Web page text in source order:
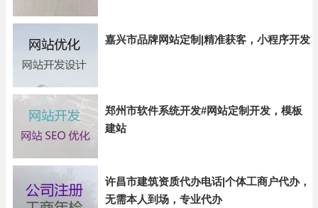
嘉兴市品牌网站定制|精准获客，小程序开发
郑州市软件系统开发#网站定制开发，模板
建站
许昌市建筑资质代办电话|个体工商户代办，
无需本人到场，专业代办